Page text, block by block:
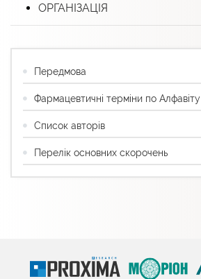
ОРГАНІЗАЦІЯ
Передмова
Фармацевтичні терміни по Алфавіту
Список авторів
Перелік основних скорочень